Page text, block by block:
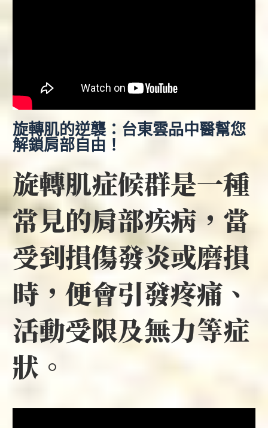
旋轉肌的逆襲：台東雲品中醫幫您
解鎖肩部自由！
旋轉肌症候群是一種
常見的肩部疾病，當
受到損傷發炎或磨損
時，便會引發疼痛、
活動受限及無力等症
狀。